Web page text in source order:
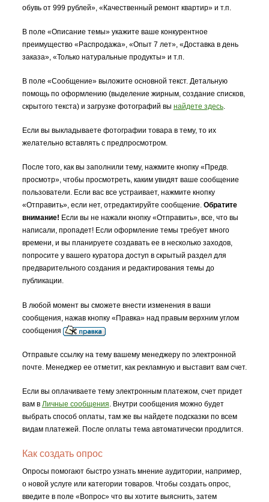
обувь от 999 рублей», «Качественный ремонт квартир» и т.п.
В поле «Описание темы» укажите ваше конкурентное
преимущество «Распродажа», «Опыт 7 лет», «Доставка в день
заказа», «Только натуральные продукты» и т.п.
В поле «Сообщение» выложите основной текст. Детальную
помощь по оформлению (выделение жирным, создание списков,
скрытого текста) и загрузке фотографий вы найдете здесь.
Если вы выкладываете фотографии товара в тему, то их
желательно вставлять с предпросмотром.
После того, как вы заполнили тему, нажмите кнопку «Предв.
просмотр», чтобы просмотреть, каким увидят ваше сообщение
пользователи. Если вас все устраивает, нажмите кнопку
«Отправить», если нет, отредактируйте сообщение. Обратите
внимание! Если вы не нажали кнопку «Отправить», все, что вы
написали, пропадет! Если оформление темы требует много
времени, и вы планируете создавать ее в несколько заходов,
попросите у вашего куратора доступ в скрытый раздел для
предварительного создания и редактирования темы до
публикации.
В любой момент вы сможете внести изменения в ваши
сообщения, нажав кнопку «Правка» над правым верхним углом
сообщения
Отправьте ссылку на тему вашему менеджеру по электронной
почте. Менеджер ее отметит, как рекламную и выставит вам счет.
Если вы оплачиваете тему электронным платежом, счет придет
вам в Личные сообщения. Внутри сообщения можно будет
выбрать способ оплаты, там же вы найдете подсказки по всем
видам платежей. После оплаты тема автоматически продлится.
Как создать опрос
Опросы помогают быстро узнать мнение аудитории, например,
о новой услуге или категории товаров. Чтобы создать опрос,
введите в поле «Вопрос» что вы хотите выяснить, затем